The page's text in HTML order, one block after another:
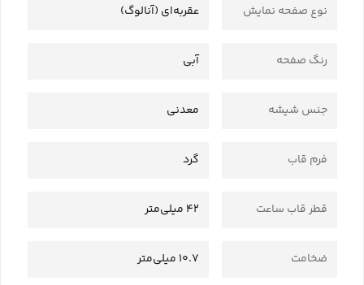
نوع صفحه نمایش عقربه‌ای (آنالوگ)
رنگ صفحه آبی
جنس شیشه معدنی
فرم قاب گرد
قطر قاب ساعت 42 میلی‌متر
ضخامت 10.7 میلی‌متر